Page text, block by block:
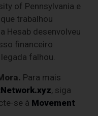
of Pennsylvania e
trabalhou
Hesab desenvolveu
financeiro
falhou.
Para mais
, siga
se à Movement